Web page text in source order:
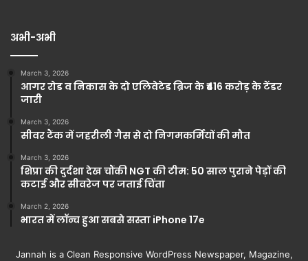
अभी-अभी
March 3, 2026
आगर रोड व निकास के दो एलिवेटेड ब्रिज के ₹416 करोड़ के टेंडर
जारी
March 3, 2026
सीवर टैंक में जहरीली गैस से दो निगमकर्मियों की मौत
March 3, 2026
शिप्रा की दुर्दशा देख चौंकी NGT की टीम: 50 साल पुराने पेड़ों की
कटाई और सीवरेज पर जताई चिंता
March 2, 2026
भारत में लॉन्च हुआ सबसे सस्ता iPhone 17e
Jannah is a Clean Responsive WordPress Newspaper, Magazine,